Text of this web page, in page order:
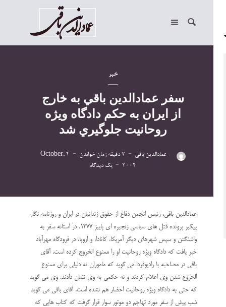
خبر
سفر عمادالدين باقي به خارج
از ايران به حکم دادگاه ويژه
روحانيت جلوگيري شد
عمادالدین باقی 7 دقیقه زمان خواندن
4 October,
2004
یک دیدگاه
عمادالدين باقي، رئيس انجمن دفاع از حقوق زندانيان در ايران و روزنامه نگار
پيگير پرونده قتل هاي سياسي زنجيره اي پاييز 1377، در آستانه سفر به
واشنگتن و سپس شهرهاي ديگر آمريکا، کانادا، و اروپا، در فرودگاه مهرآباد
خبر يافت که دادگاه ويژه روحانيت او را ممنوع الخروج کرده است. آقاي
باقي در مصاحبه با راديوفردا مي گويد که ماموران نه دليلي براي ممنوع
الخروج شدن وي اعلام کردند و نه حکمي به وي نشان دادند. وي مي گويد
که حتي به دادگاه ويژه روحانيت احضار هم نشده است. آقاي باقي مي گويد
شب پيش از سفر مورد تهاجم دو موتور سوار قرار گرفت که کتاب هايي که